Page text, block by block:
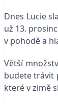
Dnes Lucie
už 13.
v pohodě a
Větší
budete trávit
které v zimě